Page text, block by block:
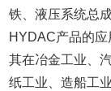
铁、液压系统总
HYDAC产品的
其在冶金工业、
纸工业、造船工